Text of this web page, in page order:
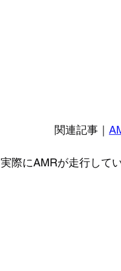
関連記事｜
実際にAMRが走行して